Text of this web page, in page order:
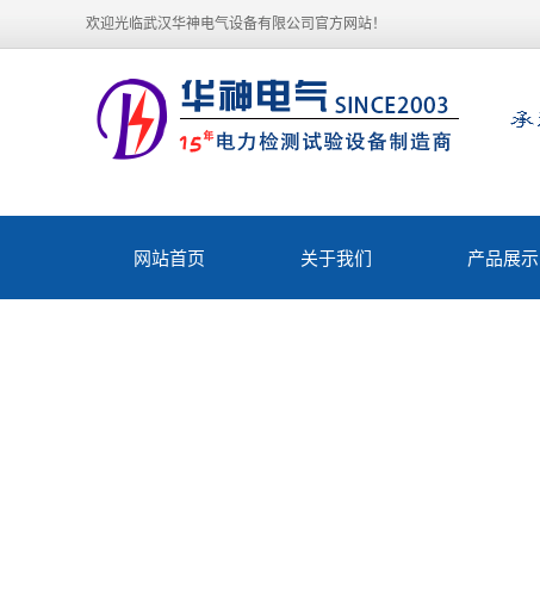
欢迎光临武汉华神电气设备有限公司官方网站！
网站首页 关于我们 产品展示